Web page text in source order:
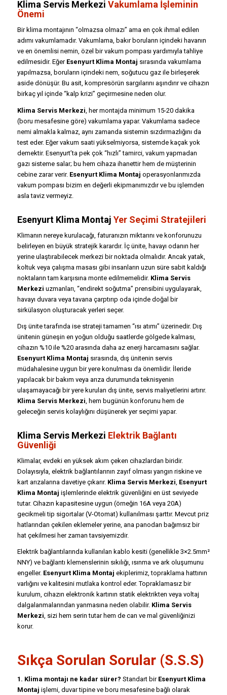
Klima Servis Merkezi Vakumlama İşleminin
Önemi
Bir klima montajının “olmazsa olmazı” ama en çok ihmal edilen
adımı vakumlamadır. Vakumlama, bakır boruların içindeki havanın
ve en önemlisi nemin, özel bir vakum pompası yardımıyla tahliye
edilmesidir. Eğer Esenyurt Klima Montaj sırasında vakumlama
yapılmazsa, boruların içindeki nem, soğutucu gaz ile birleşerek
aside dönüşür. Bu asit, kompresörün sargılarını aşındırır ve cihazın
birkaç yıl içinde “kalp krizi” geçirmesine neden olur.
Klima Servis Merkezi , her montajda minimum 15-20 dakika
(boru mesafesine göre) vakumlama yapar. Vakumlama sadece
nemi almakla kalmaz, aynı zamanda sistemin sızdırmazlığını da
test eder. Eğer vakum saati yükselmiyorsa, sistemde kaçak yok
demektir. Esenyurt’ta pek çok “hızlı” tamirci, vakum yapmadan
gazı sisteme salar; bu hem cihaza ihanettir hem de müşterinin
cebine zarar verir. Esenyurt Klima Montaj operasyonlarımızda
vakum pompası bizim en değerli ekipmanımızdır ve bu işlemden
asla taviz vermeyiz.
Esenyurt Klima Montaj Yer Seçimi Stratejileri
Klimanın nereye kurulacağı, faturanızın miktarını ve konforunuzu
belirleyen en büyük stratejik karardır. İç ünite, havayı odanın her
yerine ulaştırabilecek merkezi bir noktada olmalıdır. Ancak yatak,
koltuk veya çalışma masası gibi insanların uzun süre sabit kaldığı
noktaların tam karşısına monte edilmemelidir. Klima Servis
Merkezi uzmanları, “endirekt soğutma” prensibini uygulayarak,
havayı duvara veya tavana çarptırıp oda içinde doğal bir
sirkülasyon oluşturacak yerleri seçer.
Dış ünite tarafında ise strateji tamamen “ısı atımı” üzerinedir. Dış
ünitenin güneşin en yoğun olduğu saatlerde gölgede kalması,
cihazın %10 ile %20 arasında daha az enerji harcamasını sağlar.
Esenyurt Klima Montaj sırasında, dış ünitenin servis
müdahalesine uygun bir yere konulması da önemlidir. İleride
yapılacak bir bakım veya arıza durumunda teknisyenin
ulaşamayacağı bir yere kurulan dış ünite, servis maliyetlerini artırır.
Klima Servis Merkezi , hem bugünün konforunu hem de
geleceğin servis kolaylığını düşünerek yer seçimi yapar.
Klima Servis Merkezi Elektrik Bağlantı
Güvenliği
Klimalar, evdeki en yüksek akım çeken cihazlardan biridir.
Dolayısıyla, elektrik bağlantılarının zayıf olması yangın riskine ve
kart arızalarına davetiye çıkarır. Klima Servis Merkezi Esenyurt
Klima Montaj işlemlerinde elektrik güvenliğini en üst seviyede
tutar. Cihazın kapasitesine uygun (örneğin 16A veya 20A)
gecikmeli tip sigortalar (V-Otomat) kullanılması şarttır. Mevcut priz
hatlarından çekilen eklemeler yerine, ana panodan bağımsız bir
hat çekilmesi her zaman tavsiyemizdir.
Elektrik bağlantılarında kullanılan kablo kesiti (genellikle 3×2.5mm²
NNY) ve bağlantı klemenslerinin sıkılığı, ısınma ve ark oluşumunu
engeller. Esenyurt Klima Montaj ekiplerimiz, topraklama hattının
varlığını ve kalitesini mutlaka kontrol eder. Topraklamasız bir
kurulum, cihazın elektronik kartının statik elektrikten veya voltaj
dalgalanmalarından yanmasına neden olabilir. Klima Servis
Merkezi , sizi hem serin tutar hem de can ve mal güvenliğinizi
korur.
Sıkça Sorulan Sorular (S.S.S)
1. Klima montajı ne kadar sürer? Standart bir Esenyurt Klima
Montaj işlemi, duvar tipine ve boru mesafesine bağlı olarak